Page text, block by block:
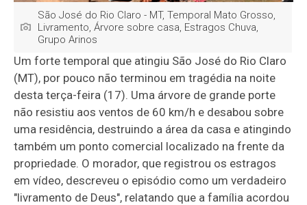
São José do Rio Claro - MT, Temporal Mato Grosso,
Livramento, Árvore sobre casa, Estragos Chuva,
Grupo Arinos
Um forte temporal que atingiu São José do Rio Claro
(MT), por pouco não terminou em tragédia na noite
desta terça-feira (17). Uma árvore de grande porte
não resistiu aos ventos de 60 km/h e desabou sobre
uma residência, destruindo a área da casa e atingindo
também um ponto comercial localizado na frente da
propriedade. O morador, que registrou os estragos
em vídeo, descreveu o episódio como um verdadeiro
"livramento de Deus", relatando que a família acordou